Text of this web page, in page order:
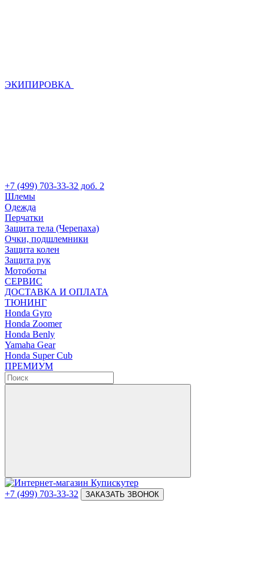
ЭКИПИРОВКА
+7 (499) 703-33-32 доб. 2
Шлемы
Одежда
Перчатки
Защита тела (Черепаха)
Очки, подшлемники
Защита колен
Защита рук
Мотоботы
СЕРВИС
ДОСТАВКА И ОПЛАТА
ТЮНИНГ
Honda Gyro
Honda Zoomer
Honda Benly
Yamaha Gear
Honda Super Cub
ПРЕМИУМ
+7 (499) 703-33-32 ЗАКАЗАТЬ ЗВОНОК